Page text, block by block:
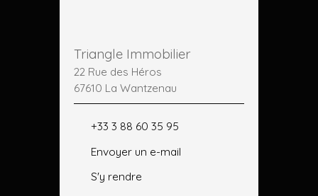
Triangle Immobilier
22 Rue des Héros
67610 La Wantzenau
+33 3 88 60 35 95
Envoyer un e-mail
S'y rendre